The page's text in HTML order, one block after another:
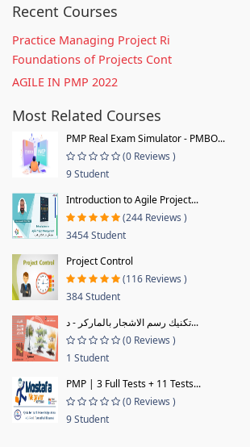
Recent Courses
Practice Managing Project Ri
Foundations of Projects Cont
AGILE IN PMP 2022
Most Related Courses
PMP Real Exam Simulator - PMBO...
(0 Reviews )
9 Student
Introduction to Agile Project...
(244 Reviews )
3454 Student
Project Control
(116 Reviews )
384 Student
تكنيك رسم الاشجار بالماركر - د...
(0 Reviews )
1 Student
PMP | 3 Full Tests + 11 Tests...
(0 Reviews )
9 Student